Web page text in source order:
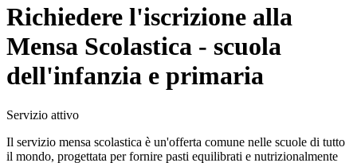
Richiedere l'iscrizione alla
Mensa Scolastica - scuola
dell'infanzia e primaria
Servizio attivo
Il servizio mensa scolastica è un'offerta comune nelle scuole di tutto
il mondo, progettata per fornire pasti equilibrati e nutrizionalmente